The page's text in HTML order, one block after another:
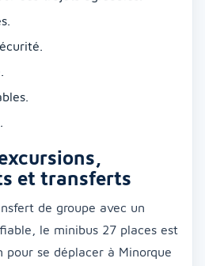
et transferts
de groupe avec un
le minibus 27 places est
se déplacer à Minorque